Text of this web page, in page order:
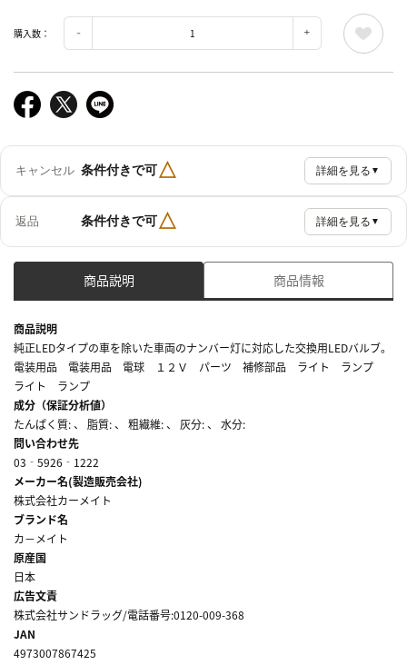
購入数：
キャンセル 条件付きで可△ 詳細を見る ▼
返品 条件付きで可△ 詳細を見る ▼
商品説明 商品情報
商品説明
純正LEDタイプの車を除いた車両のナンバー灯に対応した交換用LEDバルブ。
電装用品 電装用品 電球 １２Ｖ パーツ 補修部品 ライト ランプ
ライト ランプ
成分（保証分析値）
たんぱく質: 、 脂質: 、 粗繊維: 、 灰分: 、 水分:
問い合わせ先
03‐5926‐1222
メーカー名(製造販売会社)
株式会社カーメイト
ブランド名
カ－メイト
原産国
日本
広告文責
株式会社サンドラッグ/電話番号:0120-009-368
JAN
4973007867425